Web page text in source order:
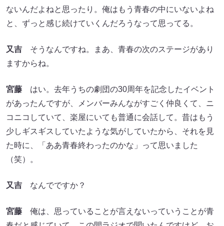
ないんだよねと思ったり。俺はもう青春の中にいないよね
と、ずっと感じ続けていくんだろうなって思ってる。
又吉 そうなんですね。まあ、青春の次のステージがあり
ますからね。
宮藤 はい。去年うちの劇団の30周年を記念したイベント
があったんですが、メンバーみんながすごく仲良くて、ニ
コニコしていて、楽屋にいても普通に会話して。昔はもう
少しギスギスしていたような気がしていたから、それを見
た時に、「ああ青春終わったのかな」って思いました
（笑）。
又吉 なんでですか？
宮藤 俺は、思っていることが言えないっていうことが青